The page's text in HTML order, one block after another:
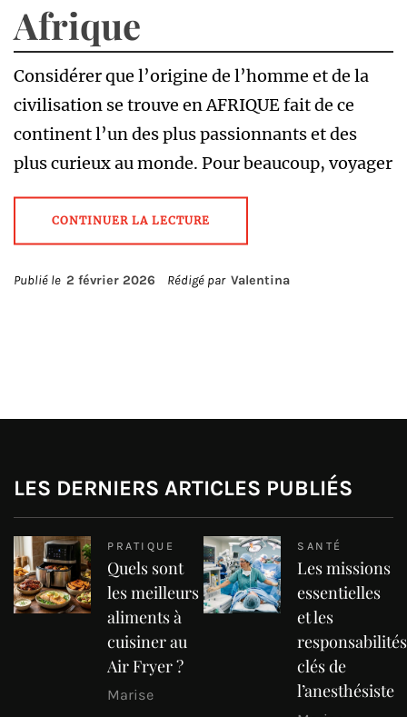
Afrique
Considérer que l’origine de l’homme et de la
civilisation se trouve en AFRIQUE fait de ce
continent l’un des plus passionnants et des
plus curieux au monde. Pour beaucoup, voyager
CONTINUER LA LECTURE
Publié le 2 février 2026 Rédigé par Valentina
LES DERNIERS ARTICLES PUBLIÉS
PRATIQUE
Quels sont
les meilleurs
aliments à
cuisiner au
Air Fryer ?
Marise
SANTÉ
Les missions
essentielles
et les
responsabilités
clés de
l’anesthésiste